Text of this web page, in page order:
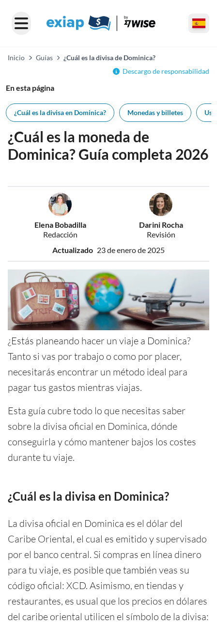
Inicio Guías
¿Cuál es la divisa de Dominica?
Descargo de responsabilidad
En esta página
¿Cuál es la divisa en Dominica? Monedas y billetes
¿Cuál es la moneda de
Dominica? Guía completa 2026
Elena Bobadilla
Redacción
Darini Rocha
Revisión
Actualizado 23 de enero de 2025
¿Estás planeando hacer un viaje a Dominica?
Tanto si vas por trabajo o como por placer,
necesitarás encontrar un método ideal para
pagar tus gastos mientras viajas.
Esta guía cubre todo lo que necesitas saber
sobre la divisa oficial en Dominica, dónde
conseguirla y cómo mantener bajos los costes
durante tu viaje.
¿Cuál es la divisa en Dominica?
La divisa oficial en Dominica es el dólar del
Caribe Oriental, el cual es emitido y supervisado
por el banco central. Si compras en línea dinero
para tu viaje, es posible que también veas su
código oficial: XCD. Asimismo, en tiendas y
restaurantes, es usual que los precios en dólares
del caribe oriental utilicen el símbolo de la divisa: